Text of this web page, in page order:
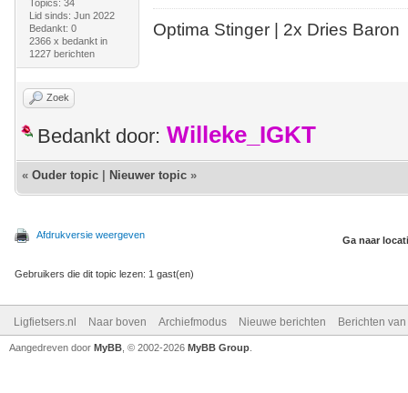
Topics: 34
Lid sinds: Jun 2022
Bedankt: 0
2366 x bedankt in
1227 berichten
Optima Stinger | 2x Dries Baron
Zoek
Bedankt door: Willeke_IGKT
« Ouder topic Nieuwer topic »
Afdrukversie weergeven Ga naar
Gebruikers die dit topic lezen: 1 gast(en)
Ligfietsers.nl Naar boven Archiefmodus Nieuwe berichten Berichten
Aangedreven door MyBB , © 2002-2026 MyBB Group